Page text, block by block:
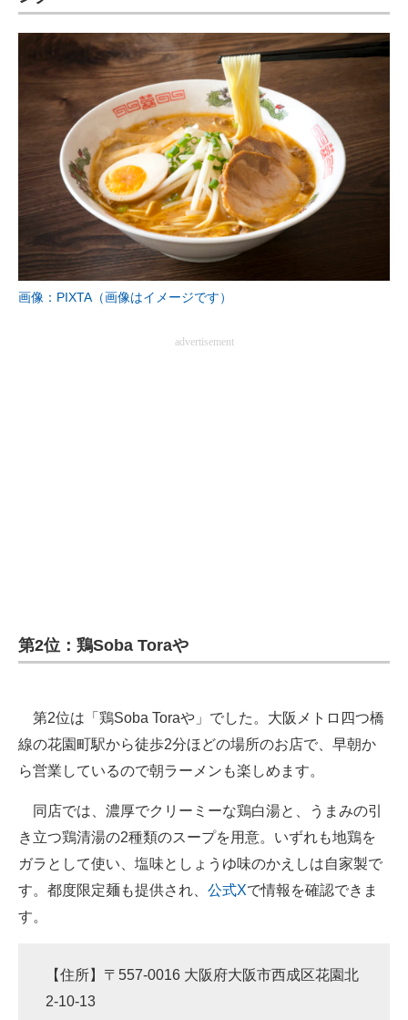
画像：PIXTA（画像はイメージです）
advertisement
第2位：鶏Soba Toraや
第2位は「鶏Soba Toraや」でした。大阪メトロ四つ橋
線の花園町駅から徒歩2分ほどの場所のお店で、早朝か
ら営業しているので朝ラーメンも楽しめます。
同店では、濃厚でクリーミーな鶏白湯と、うまみの引
き立つ鶏清湯の2種類のスープを用意。いずれも地鶏を
ガラとして使い、塩味としょうゆ味のかえしは自家製で
す。都度限定麺も提供され、 公式Xで情報を確認できま
す。
【住所】〒557-0016 大阪府大阪市西成区花園北
2‐10‐13